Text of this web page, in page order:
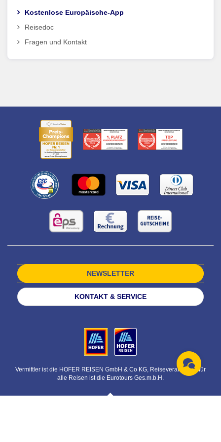
Kostenlose Europäische-App
Reisedoc
Fragen und Kontakt
NEWSLETTER
KONTAKT & SERVICE
Vermittler ist die HOFER REISEN GmbH & Co KG, Reiseveranstalter für
alle Reisen ist die Eurotours Ges.m.b.H.